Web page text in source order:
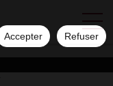
Accepter Refuser